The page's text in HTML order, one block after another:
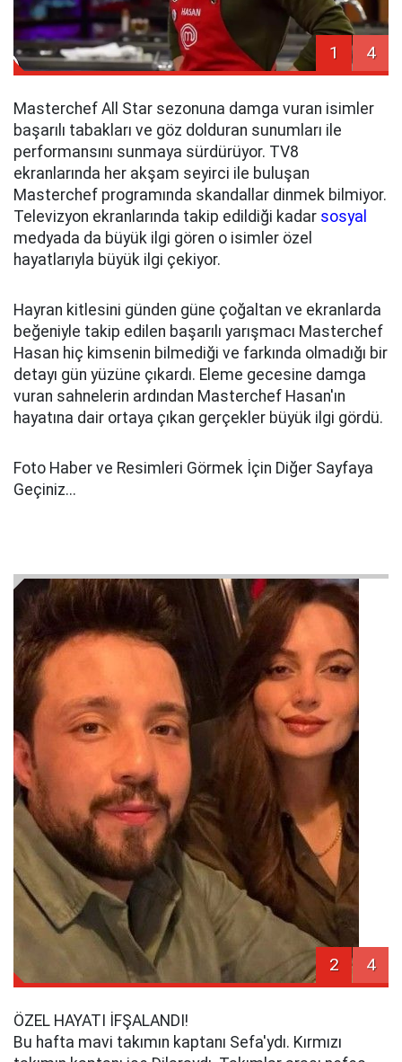
1 4
Masterchef All Star sezonuna damga vuran isimler
başarılı tabakları ve göz dolduran sunumları ile
performansını sunmaya sürdürüyor. TV8
ekranlarında her akşam seyirci ile buluşan
Masterchef programında skandallar dinmek bilmiyor.
Televizyon ekranlarında takip edildiği kadar sosyal
medyada da büyük ilgi gören o isimler özel
hayatlarıyla büyük ilgi çekiyor.
Hayran kitlesini günden güne çoğaltan ve ekranlarda
beğeniyle takip edilen başarılı yarışmacı Masterchef
Hasan hiç kimsenin bilmediği ve farkında olmadığı bir
detayı gün yüzüne çıkardı. Eleme gecesine damga
vuran sahnelerin ardından Masterchef Hasan'ın
hayatına dair ortaya çıkan gerçekler büyük ilgi gördü.
Foto Haber ve Resimleri Görmek İçin Diğer Sayfaya
Geçiniz...
2 4
ÖZEL HAYATI İFŞALANDI!
Bu hafta mavi takımın kaptanı Sefa'ydı. Kırmızı